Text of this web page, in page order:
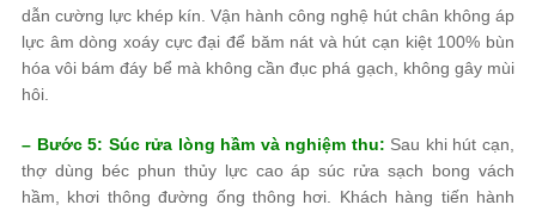
dẫn cường lực khép kín. Vận hành công nghệ hút chân không áp
lực âm dòng xoáy cực đại để băm nát và hút cạn kiệt 100% bùn
hóa vôi bám đáy bể mà không cần đục phá gạch, không gây mùi
hôi.
– Bước 5: Súc rửa lòng hầm và nghiệm thu: Sau khi hút cạn,
thợ dùng béc phun thủy lực cao áp súc rửa sạch bong vách
hầm, khơi thông đường ống thông hơi. Khách hàng tiến hành